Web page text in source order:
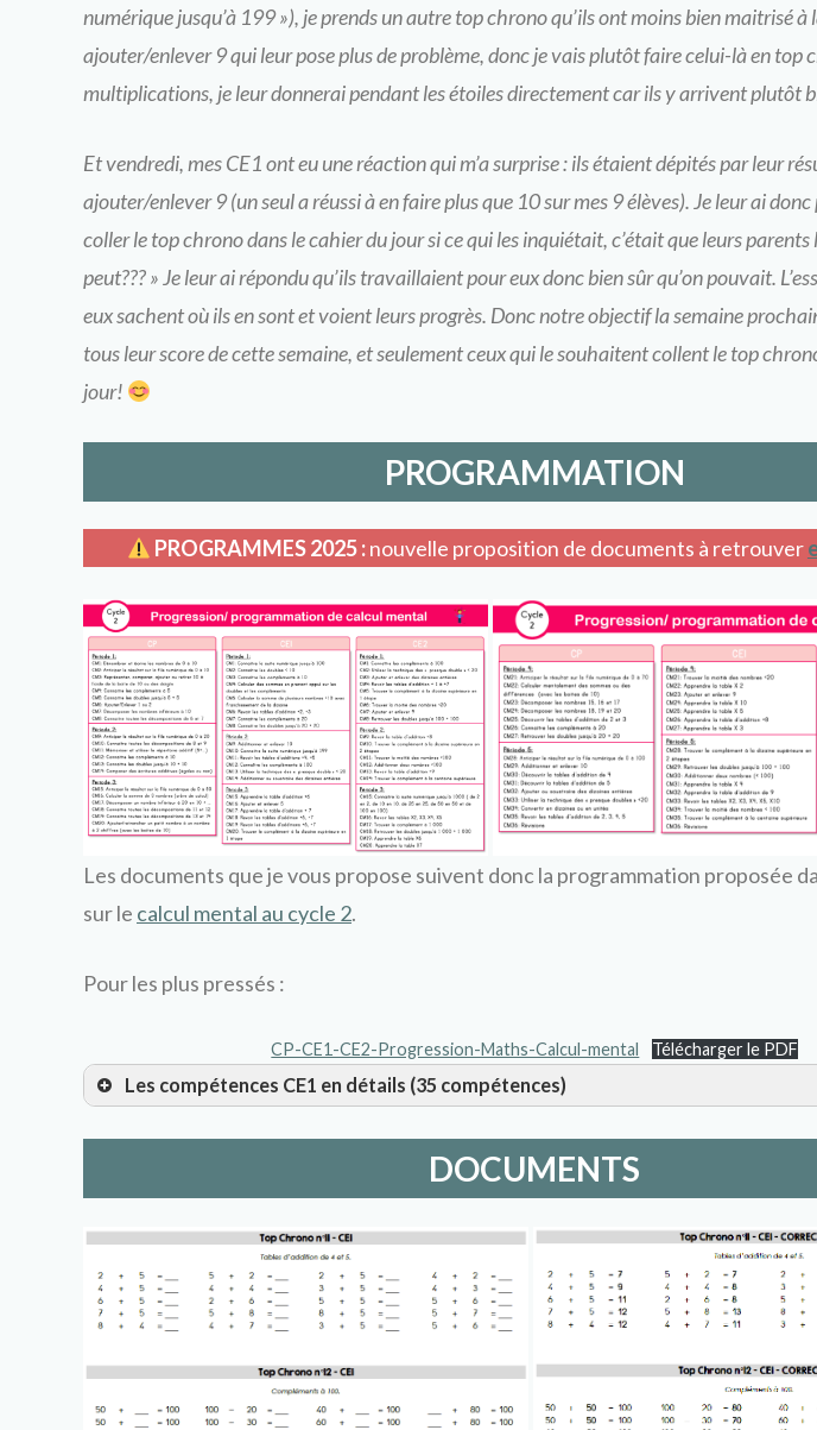
numérique jusqu’à 199 »), je prends un autre top chrono qu’ils ont moins bien maitrisé à
ajouter/enlever 9 qui leur pose plus de problème, donc je vais plutôt faire celui-là en top
multiplications, je leur donnerai pendant les étoiles directement car ils y arrivent plutôt
Et vendredi, mes CE1 ont eu une réaction qui m’a surprise : ils étaient dépités par leur
ajouter/enlever 9 (un seul a réussi à en faire plus que 10 sur mes 9 élèves). Je leur ai donc
coller le top chrono dans le cahier du jour si ce qui les inquiétait, c’était que leurs parents
peut??? » Je leur ai répondu qu’ils travaillaient pour eux donc bien sûr qu’on pouvait.
eux sachent où ils en sont et voient leurs progrès. Donc notre objectif la semaine
tous leur score de cette semaine, et seulement ceux qui le souhaitent collent le top
jour!
PROGRAMMATION
PROGRAMMES 2025 :nouvelle proposition de documents à retrouver
Les documents que je vous propose suivent donc la programmation proposée
sur le calcul mental au cycle 2.
Pour les plus pressés :
CP-CE1-CE2-Progression-Maths-Calcul-mental Télécharger le PDF
Les compétences CE1 en détails (35 compétences)
Période 1 :
CM1: Connaitre la suite numérique jusqu’à 100
CM2: Connaître les doubles < 10
CM3: Connaître les compléments à 10
CM4: Calculer des sommes en prenant appui sur les doubles et les compléments
CM5: Calculer la somme de plusieurs nombres <10 avec franchissement de la
CM7: Connaître les compléments à 20
CM8: Connaître les doubles jusqu’à 20 + 20
DOCUMENTS